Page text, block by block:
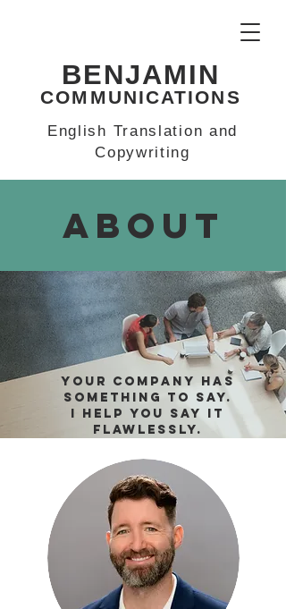
BENJAMIN
COMMUNICATIONS
English Translation and
Copywriting
ABOUT
Your company has
something to say.
I help you say it
flawlessly.